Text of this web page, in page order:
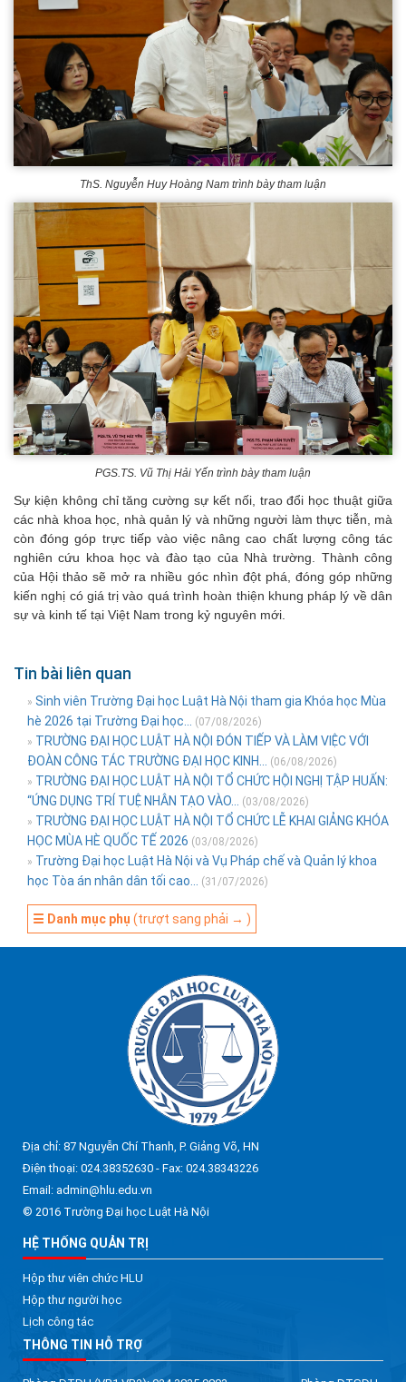
ThS. Nguyễn Huy Hoàng Nam trình bày tham luận
PGS.TS. Vũ Thị Hải Yến trình bày tham luận
Sự kiện không chỉ tăng cường sự kết nối, trao đổi học thuật giữa
các nhà khoa học, nhà quản lý và những người làm thực tiễn, mà
còn đóng góp trực tiếp vào việc nâng cao chất lượng công tác
nghiên cứu khoa học và đào tạo của Nhà trường. Thành công
của Hội thảo sẽ mở ra nhiều góc nhìn đột phá, đóng góp những
kiến nghị có giá trị vào quá trình hoàn thiện khung pháp lý về dân
sự và kinh tế tại Việt Nam trong kỷ nguyên mới.
Tin bài liên quan
» Sinh viên Trường Đại học Luật Hà Nội tham gia Khóa học Mùa
hè 2026 tại Trường Đại học... (07/08/2026)
» TRƯỜNG ĐẠI HỌC LUẬT HÀ NỘI ĐÓN TIẾP VÀ LÀM VIỆC VỚI
ĐOÀN CÔNG TÁC TRƯỜNG ĐẠI HỌC KINH... (06/08/2026)
» TRƯỜNG ĐẠI HỌC LUẬT HÀ NỘI TỔ CHỨC HỘI NGHỊ TẬP HUẤN:
“ỨNG DỤNG TRÍ TUỆ NHÂN TẠO VÀO... (03/08/2026)
» TRƯỜNG ĐẠI HỌC LUẬT HÀ NỘI TỔ CHỨC LỄ KHAI GIẢNG KHÓA
HỌC MÙA HÈ QUỐC TẾ 2026 (03/08/2026)
» Trường Đại học Luật Hà Nội và Vụ Pháp chế và Quản lý khoa
học Tòa án nhân dân tối cao... (31/07/2026)
☰ Danh mục phụ (trượt sang phải → )
Địa chỉ: 87 Nguyễn Chí Thanh, P. Giảng Võ, HN
Điện thoại: 024.38352630 - Fax: 024.38343226
Email: admin@hlu.edu.vn
© 2016 Trường Đại học Luật Hà Nội
HỆ THỐNG QUẢN TRỊ
Hộp thư viên chức HLU
Hộp thư người học
Lịch công tác
THÔNG TIN HỖ TRỢ